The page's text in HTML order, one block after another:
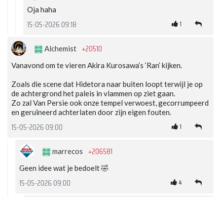
Oja haha
15-05-2026 09:18 1
Alchemist +20510
Vanavond om te vieren Akira Kurosawa’s ‘Ran’ kijken.
Zoals die scene dat Hidetora naar buiten loopt terwijl je op
de achtergrond het paleis in vlammen op ziet gaan.
Zo zal Van Persie ook onze tempel verwoest, gecorrumpeerd
en geruïneerd achterlaten door zijn eigen fouten.
15-05-2026 09:00 1
marrecos +206581
Geen idee wat je bedoelt 🤣
15-05-2026 09:00 4